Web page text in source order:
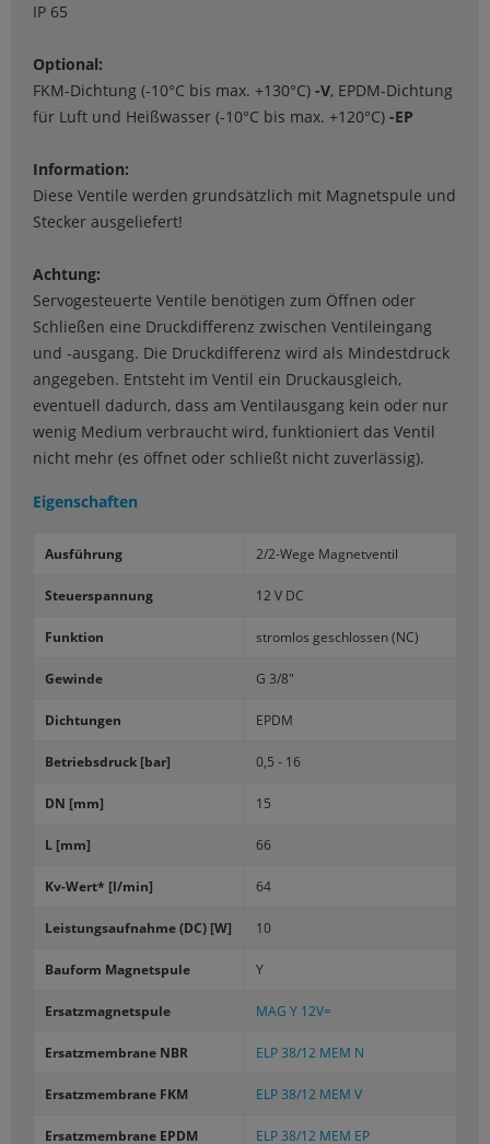
IP 65
Optional:
FKM-Dichtung (-10°C bis max. +130°C) -V, EPDM-Dichtung
für Luft und Heißwasser (-10°C bis max. +120°C) -EP
Information:
Diese Ventile werden grundsätzlich mit Magnetspule und
Stecker ausgeliefert!
Achtung:
Servogesteuerte Ventile benötigen zum Öffnen oder
Schließen eine Druckdifferenz zwischen Ventileingang
und -ausgang. Die Druckdifferenz wird als Mindestdruck
angegeben. Entsteht im Ventil ein Druckausgleich,
eventuell dadurch, dass am Ventilausgang kein oder nur
wenig Medium verbraucht wird, funktioniert das Ventil
nicht mehr (es öffnet oder schließt nicht zuverlässig).
Eigenschaften
Aus­füh­rung 2/2-​Wege Ma­gnet­ven­til
Steu­er­span­nung 12 V DC
Funk­ti­on strom­los ge­schlos­sen (NC)
Ge­win­de G 3/8"
Dich­tun­gen EPDM
Be­triebs­druck [bar] 0,5 - 16
DN [mm] 15
L [mm] 66
Kv-​Wert* [l/min] 64
Leis­tungs­auf­nah­me (DC) [W] 10
Bau­form Ma­gnet­spu­le Y
Er­satz­ma­gnet­spu­le MAG Y 12V=
Er­satz­mem­bra­ne NBR ELP 38/12 MEM N
Er­satz­mem­bra­ne FKM ELP 38/12 MEM V
Er­satz­mem­bra­ne EPDM ELP 38/12 MEM EP